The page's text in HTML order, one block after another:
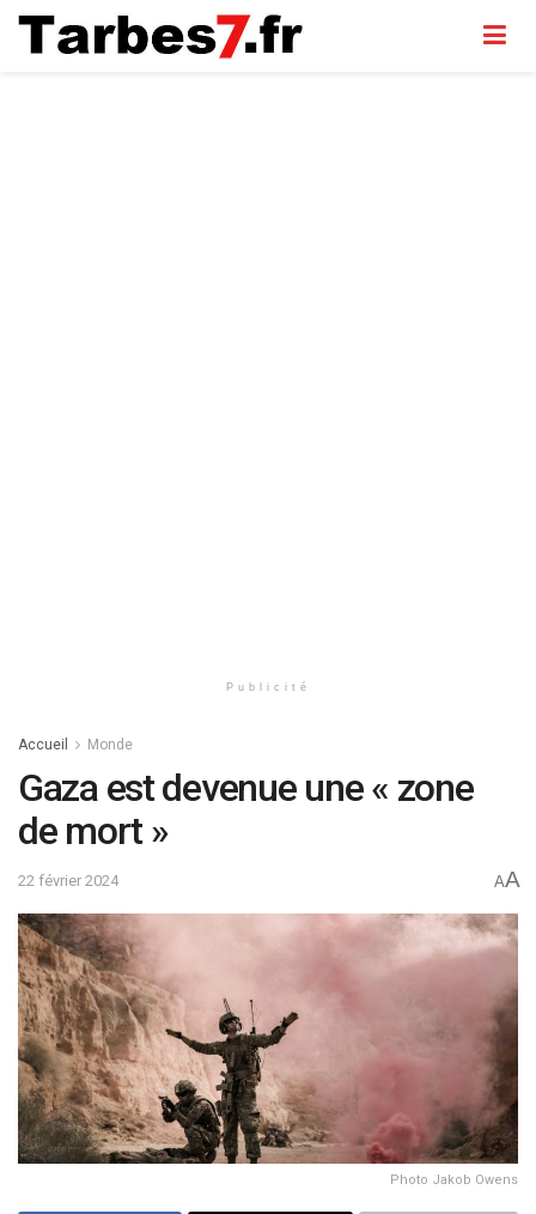
Publicité
Accueil Monde
Gaza est devenue une « zone
de mort »
22 février 2024 AA
Photo Jakob Owens